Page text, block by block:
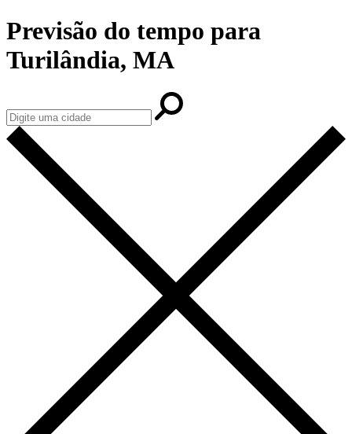
Previsão do tempo para
Turilândia, MA